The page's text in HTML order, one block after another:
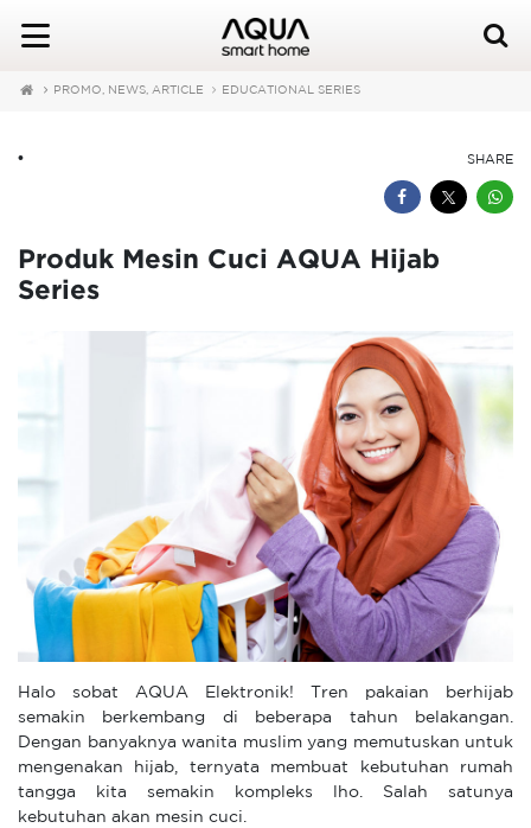
PROMO, NEWS, ARTICLE EDUCATIONAL SERIES
SHARE
•
Produk Mesin Cuci AQUA Hijab
Series
Halo sobat AQUA Elektronik! Tren pakaian berhijab
semakin berkembang di beberapa tahun belakangan.
Dengan banyaknya wanita muslim yang memutuskan untuk
mengenakan hijab, ternyata membuat kebutuhan rumah
tangga kita semakin kompleks lho. Salah satunya
kebutuhan akan mesin cuci.